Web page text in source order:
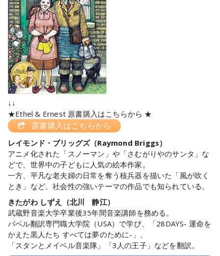
↓↓
★Ethel & Ernest 原書購入はこちらから ★
原書購入はこちらから
レイモンド・ブリッグズ（Raymond Briggs）
アニメ化された「スノーマン」や「さむがりやのサンタ」な
どで、世界中の子どもに人気の絵本作家。
一方、平凡な老夫婦の日常を奪う核兵器を描いた「風が吹く
とき」など、社会性の強いテーマの作品でも知られている。
きたがわ しずえ（北川 静江）
武蔵野音楽大学卒業後35年間音楽講師を務める。
バベル翻訳専門職大学院（USA）で学び、「28DAYS- 運命を
かえた黒人たち すべては夢のために-」、
「スタンとメイベル音楽隊」「3人の王子」などを翻訳。